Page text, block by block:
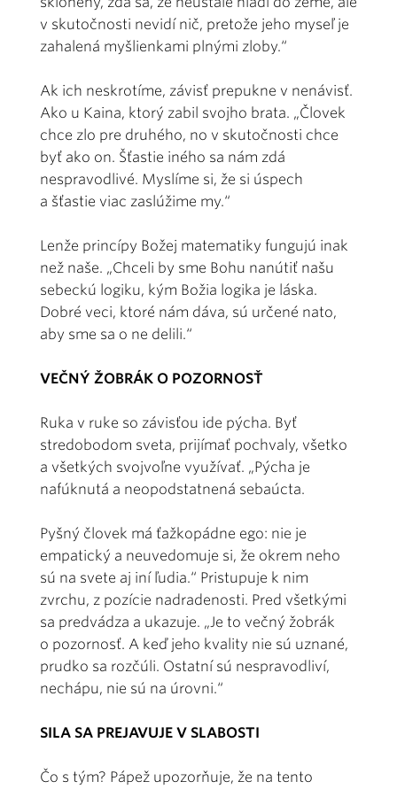
v skutočnosti nevidí nič, pretože jeho myseľ je
zahalená myšlienkami plnými zloby.“
Ak ich neskrotíme, závisť prepukne v nenávisť.
Ako u Kaina, ktorý zabil svojho brata. „Človek
chce zlo pre druhého, no v skutočnosti chce
byť ako on. Šťastie iného sa nám zdá
nespravodlivé. Myslíme si, že si úspech
a šťastie viac zaslúžime my.“
Lenže princípy Božej matematiky fungujú inak
než naše. „Chceli by sme Bohu nanútiť našu
sebeckú logiku, kým Božia logika je láska.
Dobré veci, ktoré nám dáva, sú určené nato,
aby sme sa o ne delili.“
VEČNÝ ŽOBRÁK O POZORNOSŤ
Ruka v ruke so závisťou ide pýcha. Byť
stredobodom sveta, prijímať pochvaly, všetko
a všetkých svojvoľne využívať. „Pýcha je
nafúknutá a neopodstatnená sebaúcta.
Pyšný človek má ťažkopádne ego: nie je
empatický a neuvedomuje si, že okrem neho
sú na svete aj iní ľudia.“ Pristupuje k nim
zvrchu, z pozície nadradenosti. Pred všetkými
sa predvádza a ukazuje. „Je to večný žobrák
o pozornosť. A keď jeho kvality nie sú uznané,
prudko sa rozčúli. Ostatní sú nespravodliví,
nechápu, nie sú na úrovni.“
SILA SA PREJAVUJE V SLABOSTI
Čo s tým? Pápež upozorňuje, že na tento